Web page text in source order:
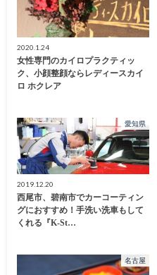
2020.1.24
女性専門のカイロプラクティッ
ク、小顔整顔ならレディースカイ
ロ ホクレア
愛知県
2019.12.20
西尾市、碧南市でカーコーティン
グにおすすめ！手洗い洗車もして
くれる『K-St…
名古屋